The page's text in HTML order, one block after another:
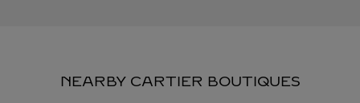
NEARBY CARTIER BOUTIQUES